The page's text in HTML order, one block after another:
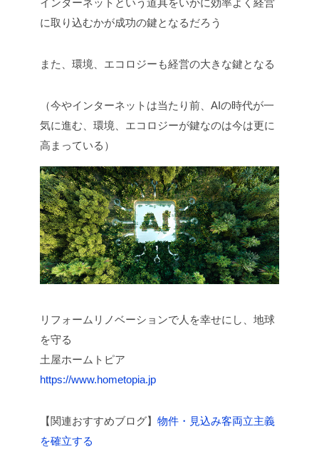
インターネットという道具をいかに効率よく経営
に取り込むかが成功の鍵となるだろう
また、環境、エコロジーも経営の大きな鍵となる
（今やインターネットは当たり前、AIの時代が一
気に進む、環境、エコロジーが鍵なのは今は更に
高まっている）
リフォームリノベーションで人を幸せにし、地球
を守る
土屋ホームトピア
https://www.hometopia.jp
【関連おすすめブログ】 物件・見込み客両立主義
を確立する